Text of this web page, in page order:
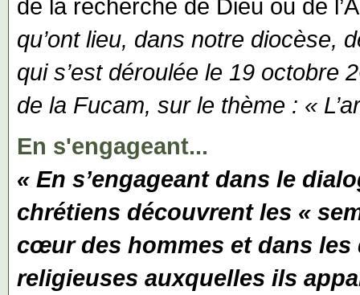
de la recherche de Dieu ou de
qu’ont lieu, dans notre diocèse,
qui s’est déroulée le 19 octobre
de la Fucam, sur le thème : «
En s'engageant...
« En s’engageant dans le
chrétiens découvrent les «
cœur des hommes et dans
religieuses auxquelles ils